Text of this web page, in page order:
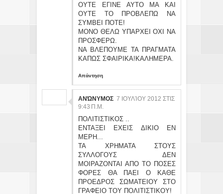
ΟΥΤΕ ΕΓΙΝΕ ΑΥΤΟ ΜΑ ΚΑΙ
ΟΥΤΕ ΤΟ ΠΡΟΒΛΕΠΩ ΝΑ
ΣΥΜΒΕΙ ΠΟΤΕ!
ΜΟΝΟ ΘΕΛΩ ΥΠΑΡΧΕΙ ΟΧΙ ΝΑ
ΠΡΟΣΦΕΡΩ.
ΝΑ ΒΛΕΠΟΥΜΕ ΤΑ ΠΡΑΓΜΑΤΑ
ΚΑΠΩΣ ΣΦΑΙΡΙΚΑ!ΚΑΛΗΜΕΡΑ.
Απάντηση
ΑΝΏΝΥΜΟΣ 7 ΙΟΥΛΊΟΥ 2012 ΣΤΙΣ
9:43 Π.Μ.
ΠΟΛΙΤΙΣΤΙΚΟΣ ..
ΕΝΤΑΞΕΙ ΕΧΕΙΣ ΔΙΚΙΟ ΕΝ
ΜΕΡΗ...
ΤΑ ΧΡΗΜΑΤΑ ΣΤΟΥΣ
ΣΥΛΛΟΓΟΥΣ ΔΕΝ
ΜΟΙΡΑΖΟΝΤΑΙ ΑΠΟ ΤΟ ΠΟΣΕΣ
ΦΟΡΕΣ ΘΑ ΠΑΕΙ Ο ΚΑΘΕ
ΠΡΟΕΔΡΟΣ ΣΩΜΑΤΕΙΟΥ ΣΤΟ
ΓΡΑΦΕΙΟ ΤΟΥ ΠΟΛΙΤΙΣΤΙΚΟΥ!